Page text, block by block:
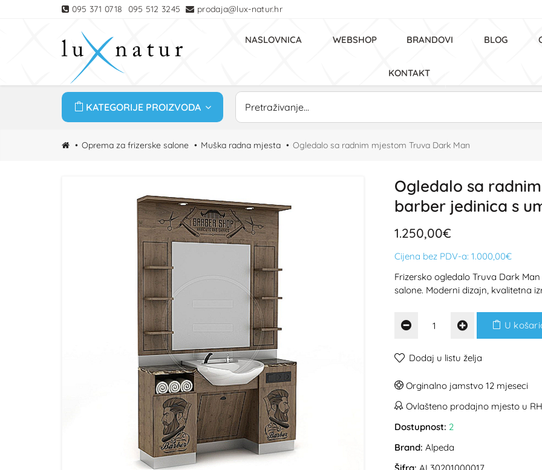
095 371 0718 095 512 3245 prodaja@lux-natur.hr
NASLOVNICA WEBSHOP BRANDOVI BLOG
KONTAKT
KATEGORIJE PROIZVODA
Oprema za frizerske salone Muška radna mjesta Ogledalo sa radnim mjestom Truva Dark Man
Ogledalo sa
barber jedinica s
1.250,00€
Cijena bez PDV-a: 1.000,00€
Frizersko ogledalo Truva Dark
salone. Moderni dizajn, kvalitetna
U
Dodaj u listu želja
Orginalno jamstvo 12 mjeseci
Ovlašteno prodajno mjesto u RH
Dostupnost: 2
Brand: Alpeda